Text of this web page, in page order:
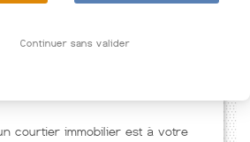
courtier immobilier est à votre
Continuer sans valider